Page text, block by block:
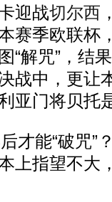
迎战切尔西
赛季欧联杯
“解咒”，结
战中，更让
亚门将贝托
能“破咒”
上指望不大